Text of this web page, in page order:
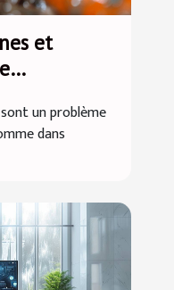
et
un problème
dans